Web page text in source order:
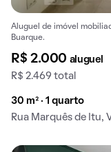
Aluguel de imóvel
Buarque.
R$ 2.000 aluguel
R$ 2.469 total
30 m² · 1 quarto
Rua Marquês de Itu,